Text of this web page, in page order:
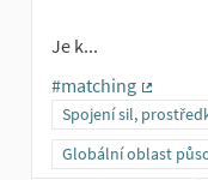
Je k...
#matching
(Externí
Spojení sil,
Globální oblast